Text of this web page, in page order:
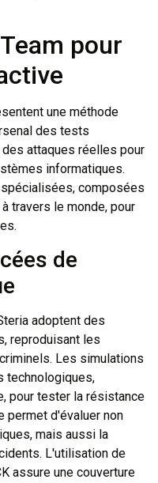
pour
une méthode
des tests
attaques réelles pour
informatiques.
composées
travers le monde, pour
de
adoptent des
reproduisant les
Les simulations
technologiques,
pour tester la résistance
permet d'évaluer non
mais aussi la
L'utilisation de
assure une couverture